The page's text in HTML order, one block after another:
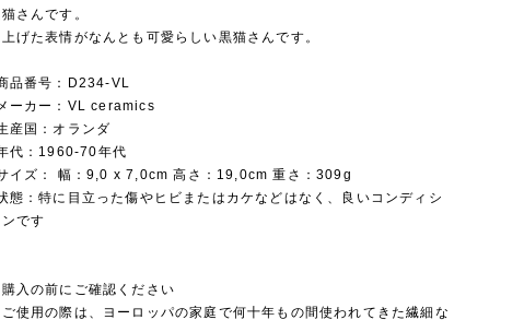
さんです。
上げた表情がなんとも可愛らしい黒猫さんです。
商品番号：D234-VL
メーカー：VL ceramics
産国：オランダ
年代：1960-70年代
サイズ： 幅：9,0 x 7,0cm 高さ：19,0cm 重さ：309g
態：特に目立った傷やヒビまたはカケなどはなく、良いコンディシ
ンです
入の前にご確認ください
使用の際は、ヨーロッパの家庭で何十年もの間使われてきた繊細な